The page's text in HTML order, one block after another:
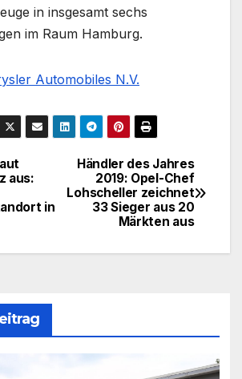
in insgesamt sechs
im Raum Hamburg.
Automobiles N.V.
Händler des Jahres
2019: Opel-Chef
Lohscheller zeichnet
33 Sieger aus 20
Märkten aus
aus:
in